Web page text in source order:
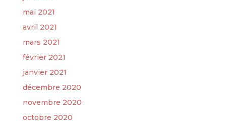
mai 2021
avril 2021
mars 2021
février 2021
janvier 2021
décembre 2020
novembre 2020
octobre 2020